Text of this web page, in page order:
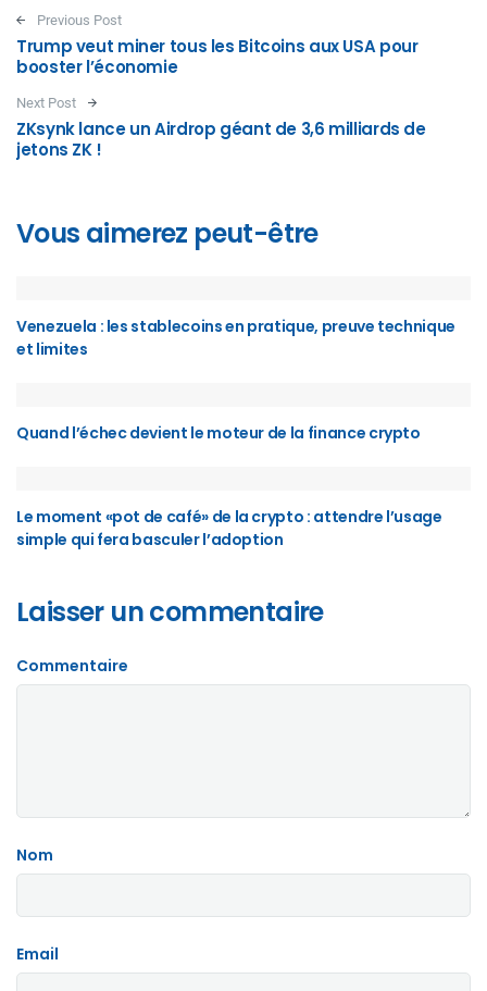
Post navigation
Previous Post
Trump veut miner tous les Bitcoins aux USA pour
booster l’économie
Next Post
ZKsynk lance un Airdrop géant de 3,6 milliards de
jetons ZK !
Vous aimerez peut-être
Venezuela : les stablecoins en pratique, preuve technique
et limites
Quand l’échec devient le moteur de la finance crypto
Le moment «pot de café» de la crypto : attendre l’usage
simple qui fera basculer l’adoption
Laisser un commentaire
Commentaire
Nom
Email